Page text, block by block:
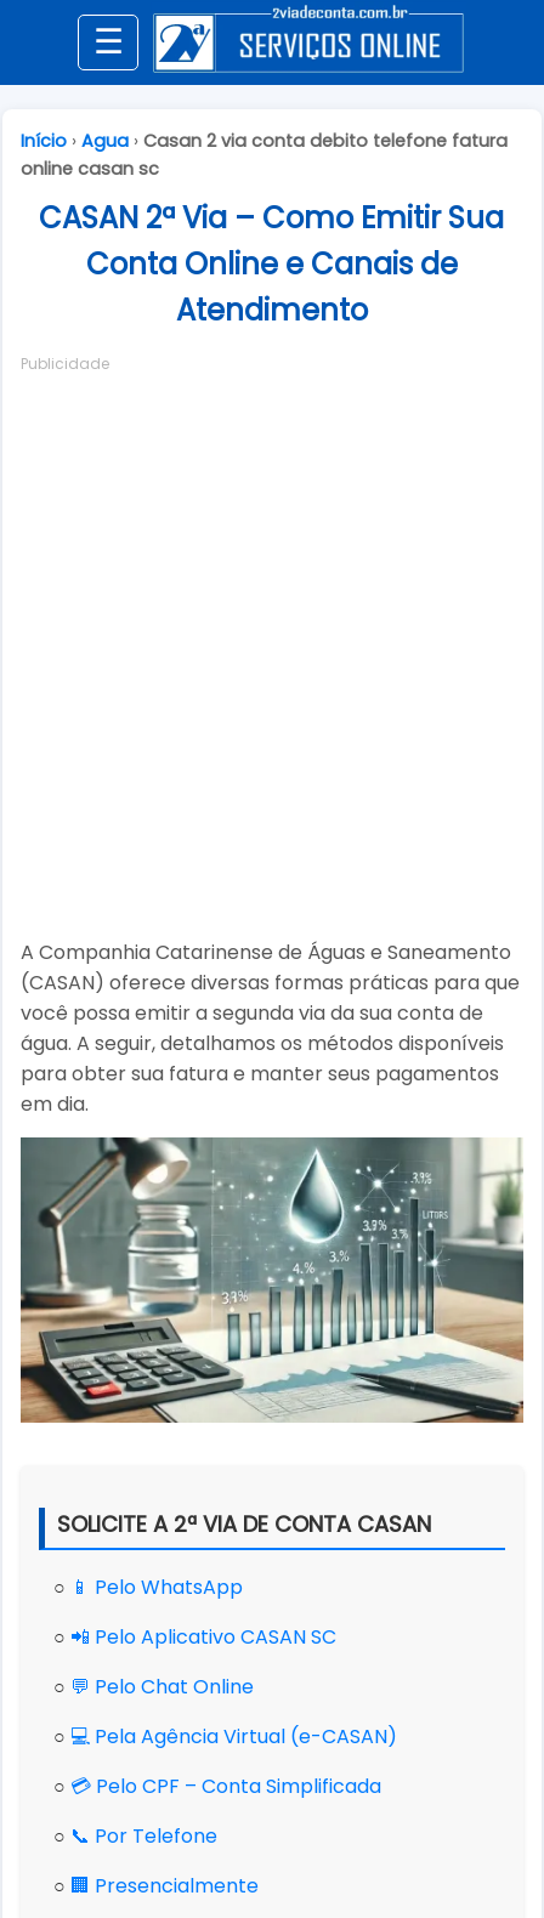
☰
Início ›Agua ›Casan 2 via conta debito telefone fatura
online casan sc
CASAN 2ª Via – Como Emitir Sua
Conta Online e Canais de
Atendimento
Publicidade
A Companhia Catarinense de Águas e Saneamento
(CASAN) oferece diversas formas práticas para que
você possa emitir a segunda via da sua conta de
água. A seguir, detalhamos os métodos disponíveis
para obter sua fatura e manter seus pagamentos
em dia.
SOLICITE A 2ª VIA DE CONTA CASAN
○ 📱 Pelo WhatsApp
○ 📲 Pelo Aplicativo CASAN SC
○ 💬 Pelo Chat Online
○ 💻 Pela Agência Virtual (e-CASAN)
○ 💳 Pelo CPF – Conta Simplificada
○ 📞 Por Telefone
○ 🏢 Presencialmente